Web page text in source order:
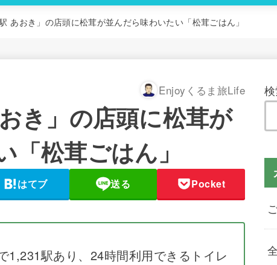
あおき」の店頭に松茸が並んだら味わいたい「松茸ごはん」
Enjoyくるま旅Life
き」の店頭に松茸が
松茸ごはん」
はてブ 送る Pocket
1,231駅あり、24時間利用できるトイレ